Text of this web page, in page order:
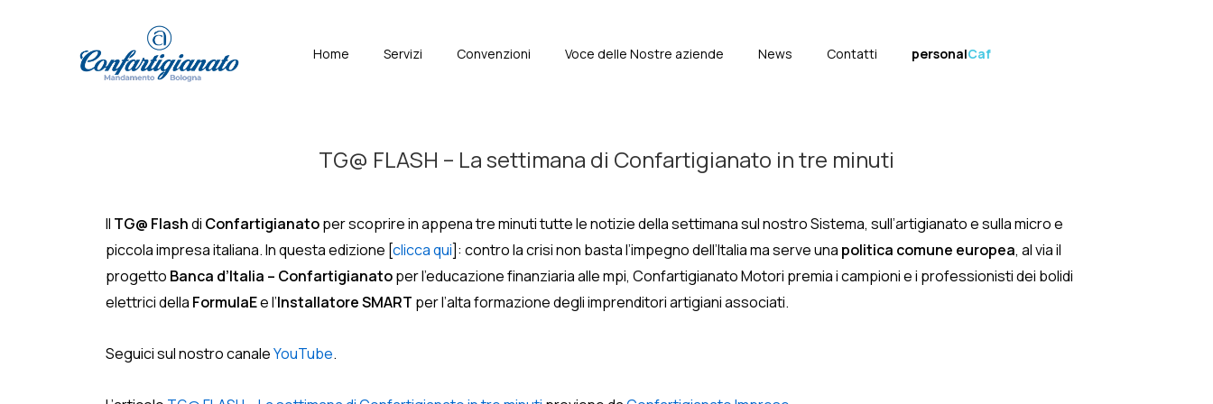
Menù
Home Servizi Convenzioni Voce delle Nostre aziende News Contatti personalCaf
TG@ FLASH – La settimana di Confartigianato in tre minuti
Il TG@ Flashdi Confartigianatoper scoprire in appena tre minuti tutte le notizie della settimana sul nostro Sistema, sull’artigianato e sulla micro e
piccola impresa italiana. In questa edizione [clicca qui]: contro la crisi non basta l’impegno dell’Italia ma serve una politica comune europea, al via il
progetto Banca d’Italia – Confartigianatoper l’educazione finanziaria alle mpi, Confartigianato Motori premia i campioni e i professionisti dei bolidi
elettrici della FormulaEe l’Installatore SMART per l’alta formazione degli imprenditori artigiani associati.
Seguici sul nostro canaleYouTube.